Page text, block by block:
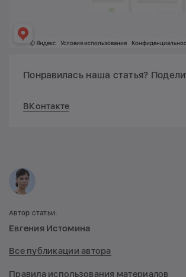
Понравилась наша статья?
ВКонтакте
Автор статьи:
Евгения Истомина
Все публикации автора
Правила использования материалов